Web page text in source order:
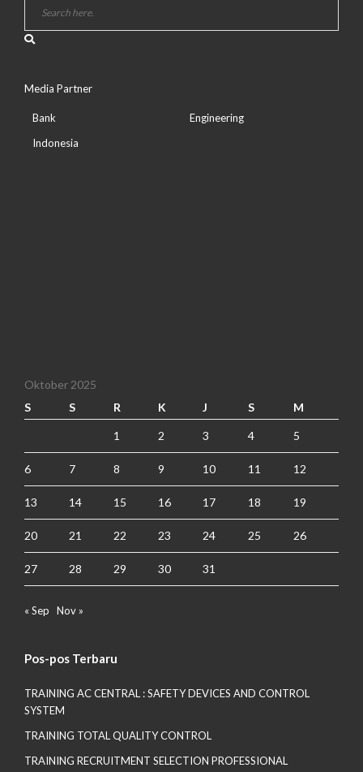
Media Partner
Bank
Indonesia
Engineering
Oktober 2025
S
S R K J S M
1 2 3 4 5
6 7 8 9 10 11 12
13 14 15 16 17 18 19
20 21 22 23 24 25 26
27 28 29 30 31
« Sep Nov »
Pos-pos Terbaru
TRAINING AC CENTRAL : SAFETY DEVICES AND CONTROL
SYSTEM
TRAINING TOTAL QUALITY CONTROL
TRAINING RECRUITMENT SELECTION PROFESSIONAL